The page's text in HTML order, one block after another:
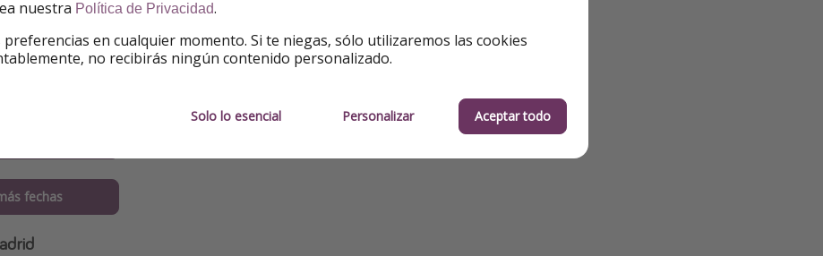
- 355€
fechas
nuestra Política de Privacidad.
en cualquier momento. Si te niegas, sólo utilizaremos las cookies
no recibirás ningún contenido personalizado.
Solo lo esencial Personalizar Aceptar todo